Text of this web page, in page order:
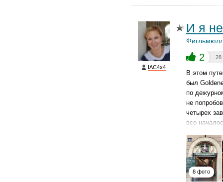
IAC4x4
И я
2 28
В этом
был
по
не
четырех
все
8 фото